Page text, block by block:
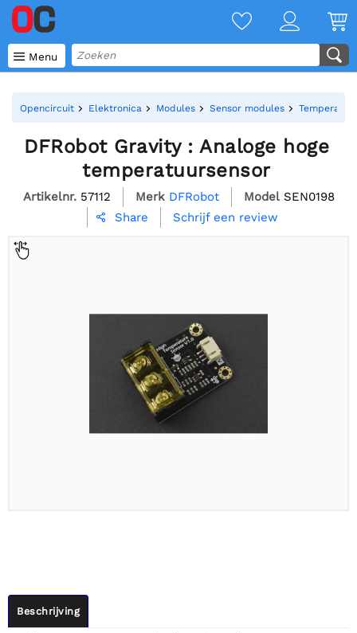
 Menu
Opencircuit Elektronica Modules Sensor modules
DFRobot Gravity : Analoge hoge
temperatuursensor
Artikelnr. 57112 Merk DFRobot Model SEN0198
 Share Schrijf een review
Beschrijving